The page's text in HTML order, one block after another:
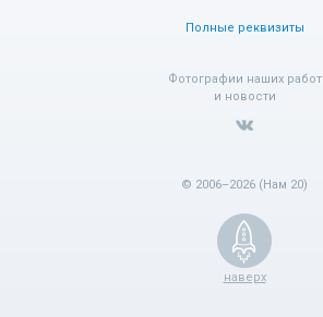
Полные реквизиты
Фотографии наших работ
и новости
© 2006–2026 (Нам 20)
наверх